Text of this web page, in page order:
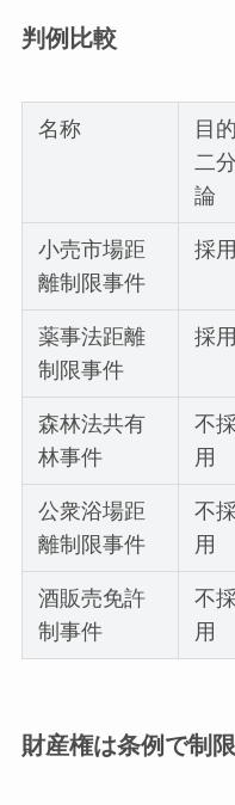
判例比較
名称
目的
二分
論
小売市場距
離制限事件
採用
薬事法距離
制限事件
採用
森林法共有
林事件
不
用
公衆浴場距
離制限事件
不
用
酒販売免許
制事件
不
用
財産権は条例で制